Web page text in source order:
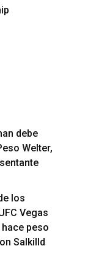
debe
Welter,
los
Vegas
peso
Salkilld